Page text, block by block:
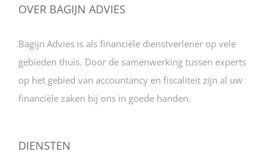
OVER BAGIJN ADVIES
Bagijn Advies is als financiële dienstverlener op vele
gebieden thuis. Door de samenwerking tussen experts
op het gebied van accountancy en fiscaliteit zijn al uw
financiële zaken bij ons in goede handen.
DIENSTEN